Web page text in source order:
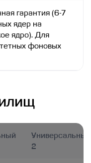
гарантия (6-7
ядер на
ядро). Для
фоновых
Универсальный
2